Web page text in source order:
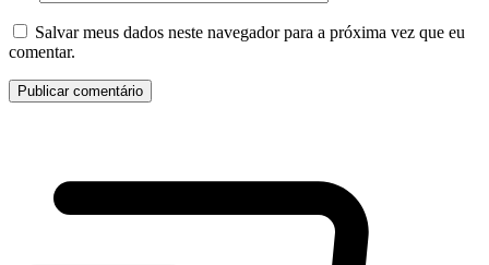
Salvar meus dados neste navegador para a próxima vez que eu
comentar.